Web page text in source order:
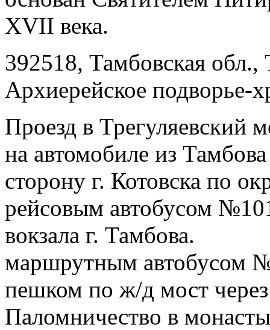
XVII века.
392518, Тамбовская
Архиерейское подворье-
Проезд в Трегуляевский
на автомобиле из
сторону г. Котовска по
рейсовым автобусом
вокзала г. Тамбова.
маршрутным автобусом
пешком по ж/д мост
Паломничество в